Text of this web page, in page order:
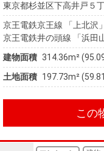
東京都杉並区下高井戸５
京王電鉄京王線 「上北沢
京王電鉄井の頭線 「浜田
建物面積 314.36m²
土地面積 197.73m²
この